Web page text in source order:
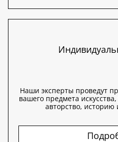
Наши эксперты проведут
вашего предмета
авторство, историю